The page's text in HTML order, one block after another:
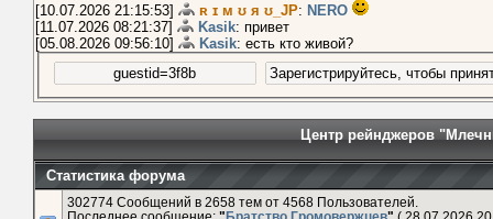
[10.07.2026 21:15:53]
ʀ ɪ м ʊ я ʊ_JP: NERO
[11.07.2026 08:21:37]
Kasik: привет
[05.08.2026 09:56:10]
Kasik: есть кто живой?
Центр рейнджеров
Статистика форума
302774 Сообщений в 2658 тем от 4568 Пользователей.
Последнее сообщение: "Братство Громовержцев" ( 28.07.2026